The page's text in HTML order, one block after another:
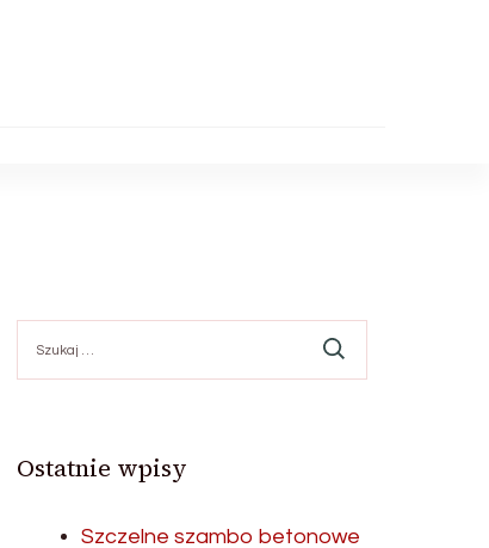
Ostatnie wpisy
Szczelne szambo betonowe